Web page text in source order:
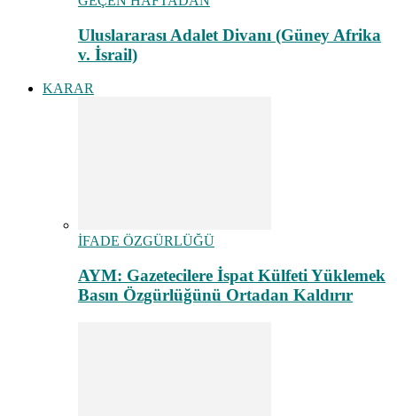
Uluslararası Adalet Divanı (Güney Afrika
v. İsrail)
KARAR
İFADE ÖZGÜRLÜĞÜ
AYM: Gazetecilere İspat Külfeti Yüklemek
Basın Özgürlüğünü Ortadan Kaldırır